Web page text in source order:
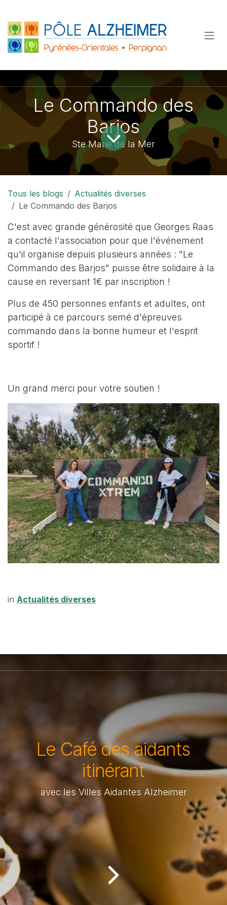
Le Commando des
Barjos
Ste Marie de la Mer
Tous les blogs
Actualités diverses
Le Commando des Barjos
C'est avec grande générosité que Georges Raas
a contacté l'association pour que l'événement
qu'il organise depuis plusieurs années : "Le
Commando des Barjos" puisse être solidaire à la
cause en reversant 1€ par inscription !
Plus de 450 personnes enfants et adultes, ont
participé à ce parcours semé d'épreuves
commando dans la bonne humeur et l'esprit
sportif !
Un grand merci pour votre soutien !
in Actualités diverses
Le Café des aidants
itinérant
avec les Villes Aidantes Alzheimer